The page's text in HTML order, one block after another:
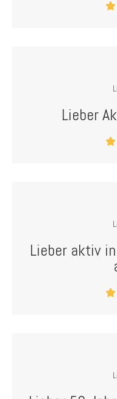
Lieber
Lieber aktiv